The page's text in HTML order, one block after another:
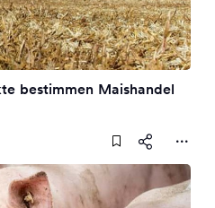
bestimmen Maishandel